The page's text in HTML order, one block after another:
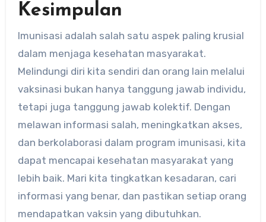
Kesimpulan
Imunisasi adalah salah satu aspek paling krusial
dalam menjaga kesehatan masyarakat.
Melindungi diri kita sendiri dan orang lain melalui
vaksinasi bukan hanya tanggung jawab individu,
tetapi juga tanggung jawab kolektif. Dengan
melawan informasi salah, meningkatkan akses,
dan berkolaborasi dalam program imunisasi, kita
dapat mencapai kesehatan masyarakat yang
lebih baik. Mari kita tingkatkan kesadaran, cari
informasi yang benar, dan pastikan setiap orang
mendapatkan vaksin yang dibutuhkan.